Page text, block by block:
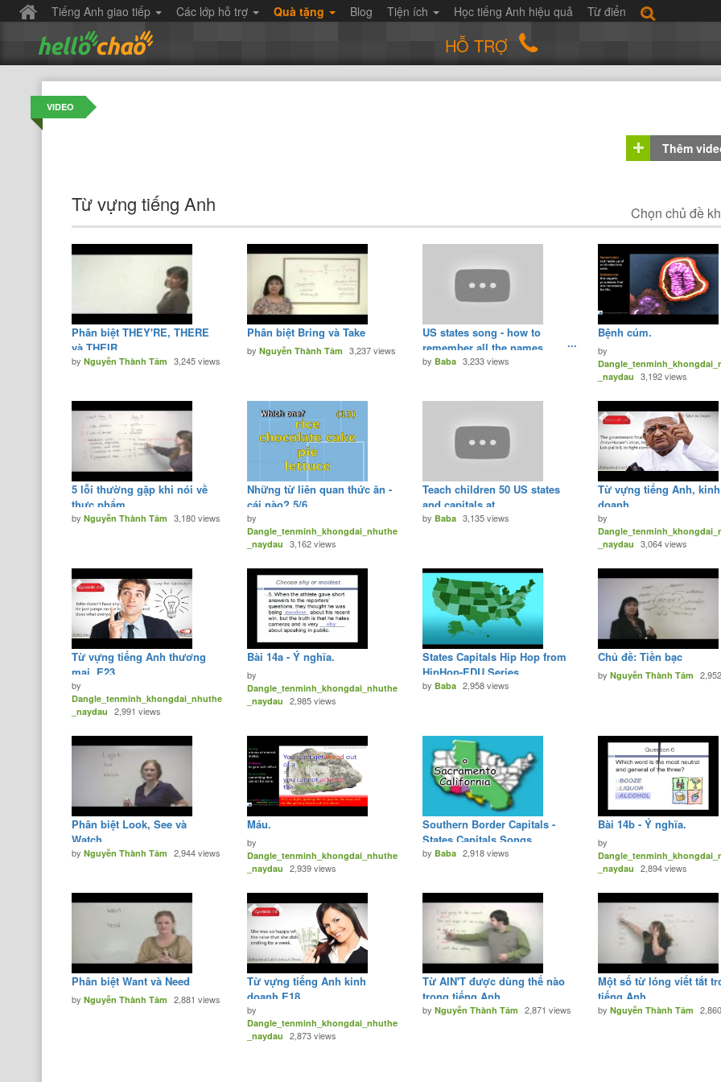
Tiếng Anh giao tiếp Các lớp hỗ trợ Quà tặng Blog Tiện ích Học tiếng Anh hiệu quả Từ điển
HỖ TRỢ
VIDEO
Thêm
Từ vựng tiếng Anh Chọn chủ đề
Phân biệt THEY'RE, THERE
và THEIR
byNguyễn Thành Tâm 3,245 views
Phân biệt Bring và Take
byNguyễn Thành Tâm 3,237 views
US states song - how to
remember all the names
(plus lyrics to download)
by Baba 3,233 views
Bệnh cúm.
by
_naydau 3,192 views
5 lỗi thường gặp khi nói về
thực phẩm
byNguyễn Thành Tâm 3,180 views
Những từ liên quan thức ăn -
cái nào? 5/6
by
Dangle_tenminh_khongdai_nhuthe
_naydau
3,162 views
Teach children 50 US states
and capitals at
www.gudli.com
by Baba 3,135 views
Từ vựng tiếng Anh, kinh
doanh.
by
_naydau 3,064 views
Từ vựng tiếng Anh thương
mại, E23.
by
Dangle_tenminh_khongdai_nhuthe
_naydau
2,991 views
Bài 14a - Ý nghĩa.
by
Dangle_tenminh_khongdai_nhuthe
_naydau
2,985 views
States Capitals Hip Hop from
HipHop-EDU Series
by Baba 2,958 views
Chủ đề: Tiền bạc
by Nguyễn Thành Tâm
Phân biệt Look, See và
Watch
byNguyễn Thành Tâm 2,944 views
Máu.
by
Dangle_tenminh_khongdai_nhuthe
_naydau
2,939 views
Southern Border Capitals -
States Capitals Songs
by Baba 2,918 views
Bài 14b - Ý nghĩa.
by
_naydau 2,894 views
Phân biệt Want và Need
byNguyễn Thành Tâm 2,881 views
Từ vựng tiếng Anh kinh
doanh E18.
by
Dangle_tenminh_khongdai_nhuthe
_naydau
2,873 views
Từ AIN'T được dùng thế nào
trong tiếng Anh.
byNguyễn Thành Tâm 2,871 views
Một số từ lóng viết tắt
tiếng Anh
by Nguyễn Thành Tâm